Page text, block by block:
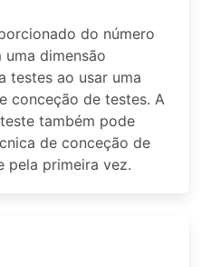
do número
dimensão
testes ao usar uma
conceção de testes. A
também pode
de conceção de
pela primeira vez.